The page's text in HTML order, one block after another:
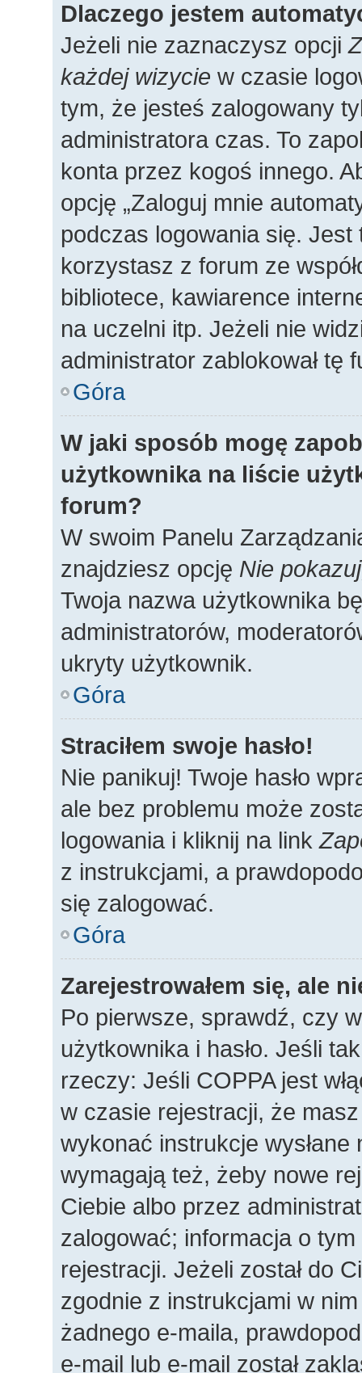
Dlaczego jestem
Jeżeli nie zaznaczysz opcji
każdej wizycie w czasie
tym, że jesteś zalogowany
administratora czas. To
konta przez kogoś innego.
opcję „Zaloguj mnie
podczas logowania się.
korzystasz z forum ze
bibliotece, kawiarence
na uczelni itp. Jeżeli nie
administrator zablokował tę
Góra
W jaki sposób mogę
użytkownika na liście
forum?
W swoim Panelu
znajdziesz opcję Nie
Twoja nazwa użytkownika
administratorów,
ukryty użytkownik.
Góra
Straciłem swoje hasło!
Nie panikuj! Twoje hasło
ale bez problemu może
logowania i kliknij na link
z instrukcjami, a
się zalogować.
Góra
Zarejestrowałem się, ale
Po pierwsze, sprawdź, czy
użytkownika i hasło. Jeśli
rzeczy: Jeśli COPPA jest
w czasie rejestracji, że
wykonać instrukcje
wymagają też, żeby nowe
Ciebie albo przez
zalogować; informacja o
rejestracji. Jeżeli został do
zgodnie z instrukcjami w
żadnego e-maila,
e-mail lub e-mail został